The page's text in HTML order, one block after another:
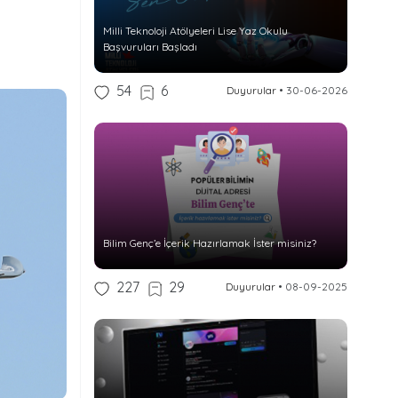
Milli Teknoloji Atölyeleri Lise Yaz Okulu
Başvuruları Başladı
54 6 Duyurular• 30-06-2026
Bilim Genç’e İçerik Hazırlamak İster misiniz?
227 29 Duyurular• 08-09-2025